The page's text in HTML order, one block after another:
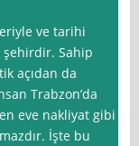
ve tarihi
Sahip
açıdan da
Trabzon’da
eve nakliyat gibi
İşte bu